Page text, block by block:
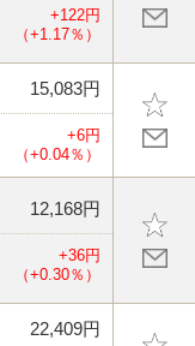
+122円
（+1.17％）
15,083円
+6円
（+0.04％）
12,168円
+36円
（+0.30％）
22,409円